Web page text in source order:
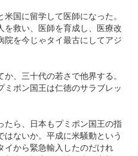
国に留学して医師になった。
救い、医師を育成し、医療改
を今じゃタイ最古にしてアジ
、三十代の若さで他界する。
ポン国王は仁徳のサラブレッ
たら、日本もプミポン国王の指
ないか。平成に米騒動という
イから緊急輸入したのだけれ